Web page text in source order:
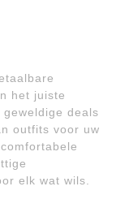
het juiste
deals
outfits voor uw
elk wat wils.